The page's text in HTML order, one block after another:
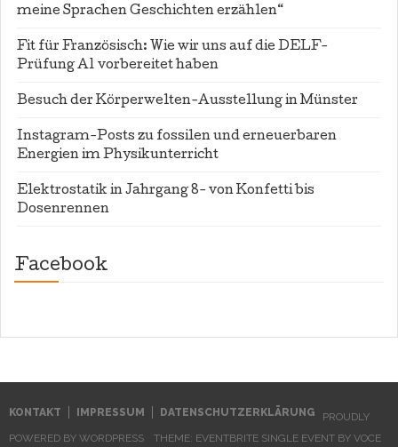
meine Sprachen Geschichten erzählen“
Fit für Französisch: Wie wir uns auf die DELF-
Prüfung A1 vorbereitet haben
Besuch der Körperwelten-Ausstellung in Münster
Instagram-Posts zu fossilen und erneuerbaren
Energien im Physikunterricht
Elektrostatik in Jahrgang 8- von Konfetti bis
Dosenrennen
Facebook
KONTAKT IMPRESSUM DATENSCHUTZERKLÄRUNG
PROUDLY
POWERED BY WORDPRESS
THEME: EVENTBRITE SINGLE EVENT BY VOCE